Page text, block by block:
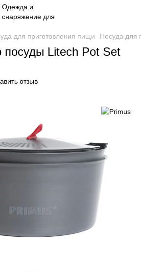
для приготовления пищи Посуда для
посуды Litech Pot Set
отзыв